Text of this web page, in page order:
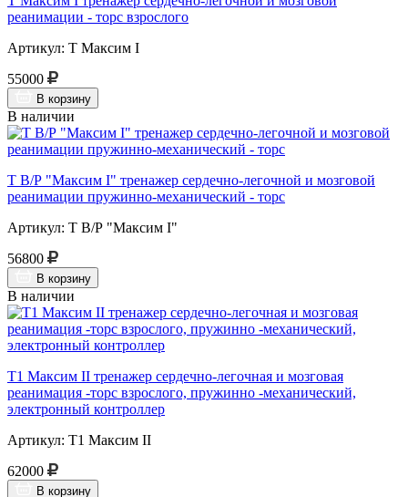
реанимации - торс взрослого
Артикул: Т Максим I
55000
В корзину
В наличии
Т В/Р "Максим I" тренажер сердечно-легочной и мозговой
реанимации пружинно-механический - торс
Артикул: Т В/Р "Максим I"
56800
В корзину
В наличии
Т1 Максим II тренажер сердечно-легочная и мозговая
реанимация -торс взрослого, пружинно -механический,
электронный контроллер
Артикул: Т1 Максим II
62000
В корзину